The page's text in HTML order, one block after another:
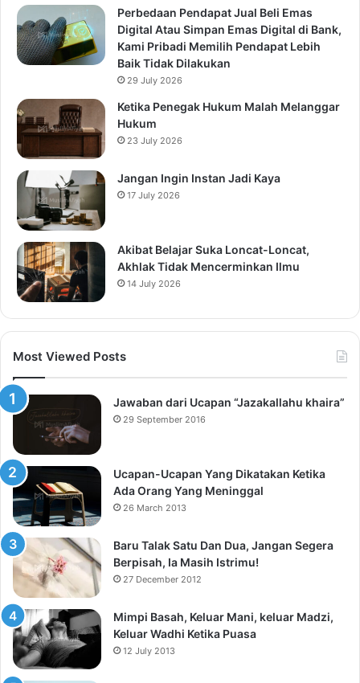
Perbedaan Pendapat Jual Beli Emas
Digital Atau Simpan Emas Digital di Bank,
Kami Pribadi Memilih Pendapat Lebih
Baik Tidak Dilakukan
29 July 2026
Ketika Penegak Hukum Malah Melanggar
Hukum
23 July 2026
Jangan Ingin Instan Jadi Kaya
17 July 2026
Akibat Belajar Suka Loncat-Loncat,
Akhlak Tidak Mencerminkan Ilmu
14 July 2026
Most Viewed Posts
Jawaban dari Ucapan “Jazakallahu khaira”
29 September 2016
Ucapan-Ucapan Yang Dikatakan Ketika
Ada Orang Yang Meninggal
26 March 2013
Baru Talak Satu Dan Dua, Jangan Segera
Berpisah, Ia Masih Istrimu!
27 December 2012
Mimpi Basah, Keluar Mani, keluar Madzi,
Keluar Wadhi Ketika Puasa
12 July 2013